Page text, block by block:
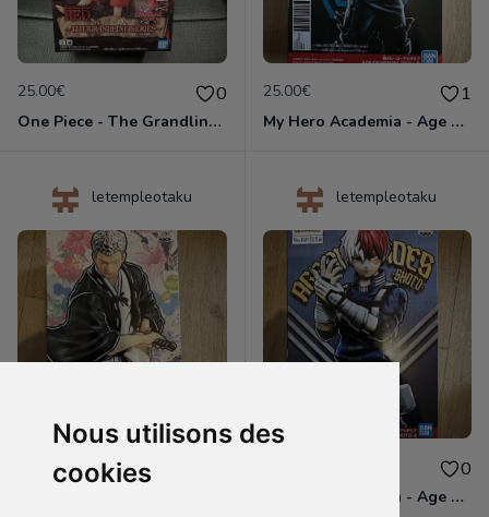
Nous utilisons des
cookies
25.00€ 0
One Piece - The Grandline Series Red Movie Luffy Child - Figurine Banpresto
25.00€ 1
My Hero Academia - Age of Heroes Izuku Midoriya II Deku - Figurine Banpresto
letempleotaku
25.00€
letempleotaku
0
My Hero Academia - Age Of Heroes Shoto Todoroki II - Figurine Banpresto